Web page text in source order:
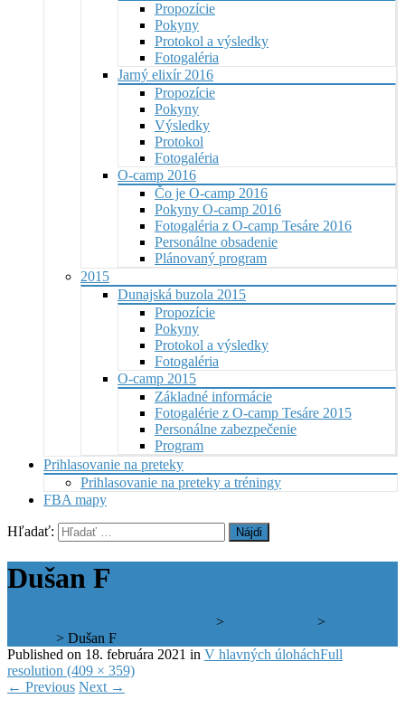
Propozície
Pokyny
Protokol a výsledky
Fotogaléria
Jarný elixír 2016
Propozície
Pokyny
Výsledky
Protokol
Fotogaléria
O-camp 2016
Čo je O-camp 2016
Pokyny O-camp 2016
Fotogaléria z O-camp Tesáre 2016
Personálne obsadenie
Plánovaný program
2015
Dunajská buzola 2015
Propozície
Pokyny
Protokol a výsledky
Fotogaléria
O-camp 2015
Základné informácie
Fotogalérie z O-camp Tesáre 2015
Personálne zabezpečenie
Program
Prihlasovanie na preteky
Prihlasovanie na preteky a tréningy
FBA mapy
Hľadať:
Dušan F
> >
> Dušan F
Published on 18. februára 2021 in V hlavných úloháchFull
resolution (409 × 359)
← Previous Next →